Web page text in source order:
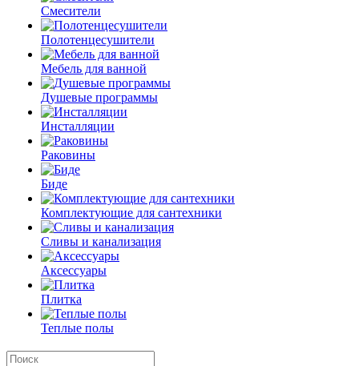
Смесители
Полотенцесушители
Мебель для ванной
Душевые программы
Инсталляции
Раковины
Биде
Комплектующие для сантехники
Сливы и канализация
Аксессуары
Плитка
Теплые полы